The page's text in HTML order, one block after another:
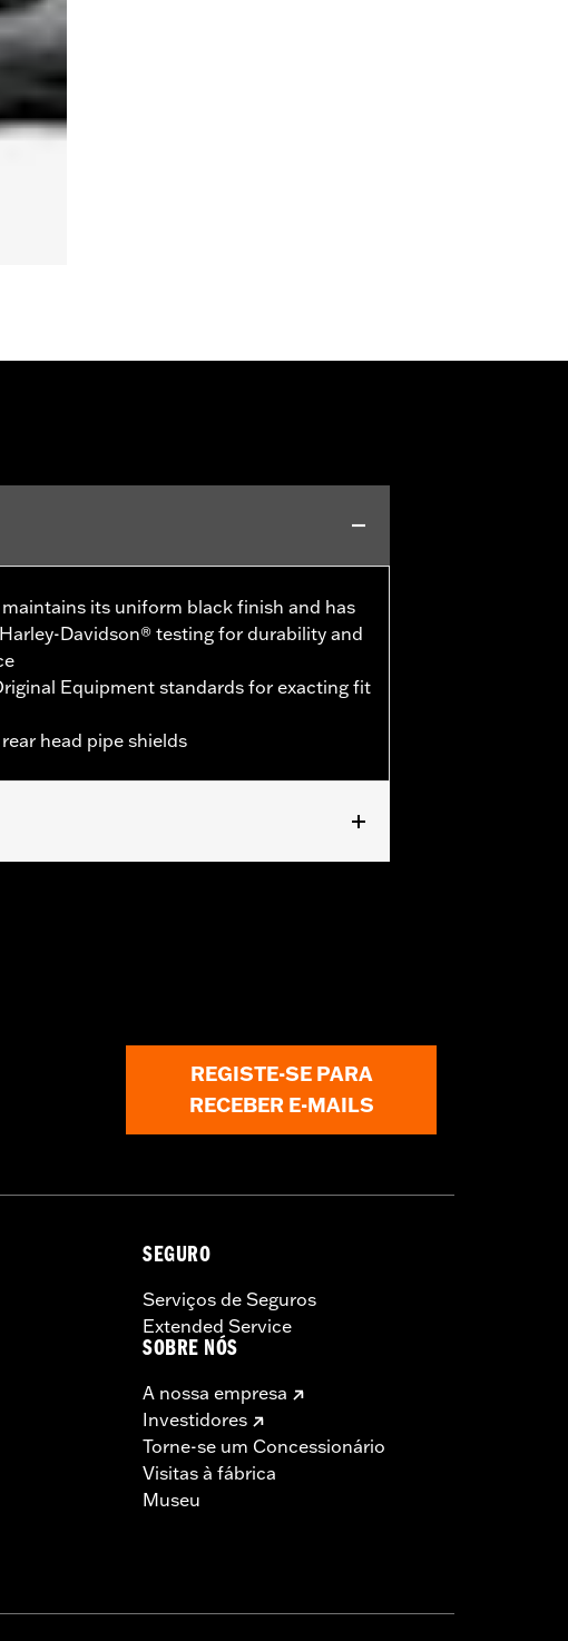
its uniform black finish and has
Davidson® testing for durability and
Equipment standards for exacting fit
head pipe shields
REGISTE-SE PARA
RECEBER E-MAILS
SEGURO
Serviços de Seguros
Extended Service
SOBRE NÓS
A nossa empresa
Investidores
Torne-se um Concessionário
Visitas à fábrica
Museu